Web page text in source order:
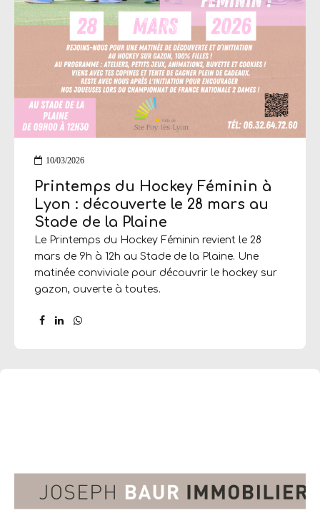
10/03/2026
Printemps du Hockey Féminin à
Lyon : découverte le 28 mars au
Stade de la Plaine
Le Printemps du Hockey Féminin revient le 28
mars de 9h à 12h au Stade de la Plaine. Une
matinée conviviale pour découvrir le hockey sur
gazon, ouverte à toutes.